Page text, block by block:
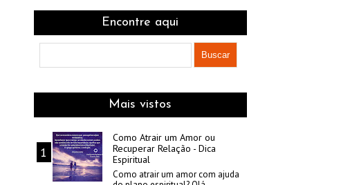
Encontre aqui
Mais vistos
Como Atrair um Amor ou
Recuperar Relação - Dica
Espiritual
Como atrair um amor com ajuda